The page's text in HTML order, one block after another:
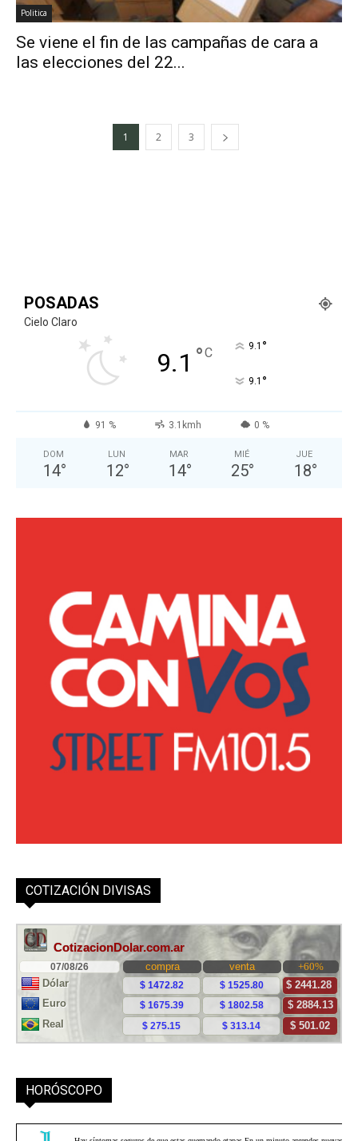
Politica
Se viene el fin de las campañas de cara a
las elecciones del 22...
1 2 3
POSADAS
Cielo Claro
9.1 °C 9.1 °
9.1 °
91 % 3.1kmh 0 %
DOM
14°
LUN
12°
MAR
14°
MIÉ
25°
JUE
18°
COTIZACIÓN DIVISAS
HORÓSCOPO